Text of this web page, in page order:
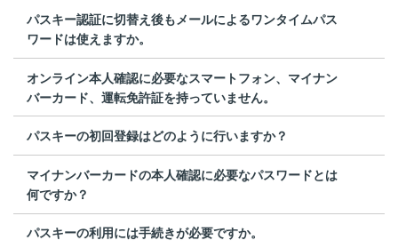
パスキー認証に切替え後もメールによるワンタイムパス
ワードは使えますか。
オンライン本人確認に必要なスマートフォン、マイナン
バーカード、運転免許証を持っていません。
パスキーの初回登録はどのように行いますか？
マイナンバーカードの本人確認に必要なパスワードとは
何ですか？
パスキーの利用には手続きが必要ですか。